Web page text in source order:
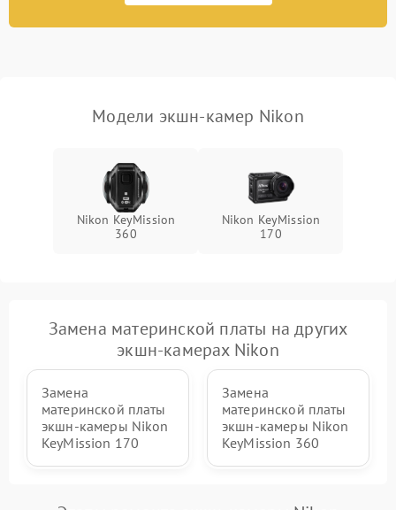
1000 ₽
Повреждение системы
защиты от перегрева
1000 ₽ Подробнее →
Неисправность системы
защиты от замыкания
1000 ₽
Повреждение системы
защиты от перегрузок
1000 ₽ Подробнее →
Неисправность системы
защиты от перегрева
1000 ₽
Модели экшн-камер Nikon
Nikon KeyMission
360
Nikon KeyMission
170
Замена материнской платы на других
экшн-камерах Nikon
Замена
материнской платы
экшн-камеры Nikon
KeyMission 170
Замена
материнской платы
экшн-камеры Nikon
KeyMission 360